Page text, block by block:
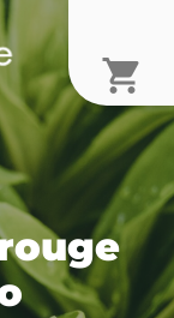
shopping_cart